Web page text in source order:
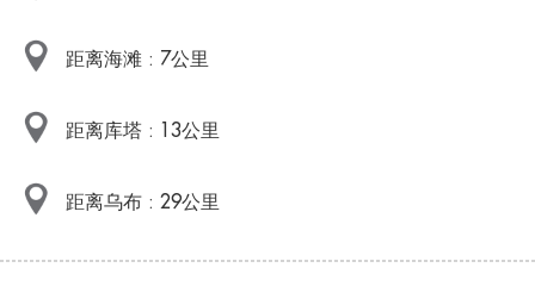
距离海滩 : 7公里
距离库塔 : 13公里
距离乌布 : 29公里